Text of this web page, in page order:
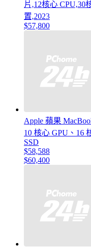
片,12核心 CPU,30
置,2023
$57,800
Apple 蘋果
10 核心 GPU、16
SSD
$58,588
$60,400